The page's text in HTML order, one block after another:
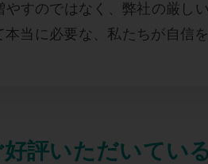
やすのではなく、弊社の厳し
当に必要な、私たちが自信
好評いただいてい